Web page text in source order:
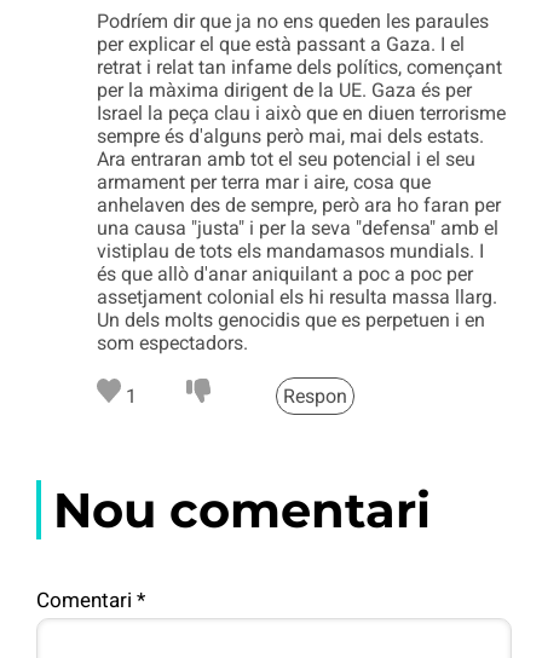
Podríem dir que ja no ens queden les paraules
per explicar el que està passant a Gaza. I el
retrat i relat tan infame dels polítics, començant
per la màxima dirigent de la UE. Gaza és per
Israel la peça clau i això que en diuen terrorisme
sempre és d'alguns però mai, mai dels estats.
Ara entraran amb tot el seu potencial i el seu
armament per terra mar i aire, cosa que
anhelaven des de sempre, però ara ho faran per
una causa "justa" i per la seva "defensa" amb el
vistiplau de tots els mandamasos mundials. I
és que allò d'anar aniquilant a poc a poc per
assetjament colonial els hi resulta massa llarg.
Un dels molts genocidis que es perpetuen i en
som espectadors.
1 Respon
Nou comentari
Comentari *